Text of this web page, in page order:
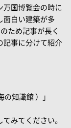
万国博覧会の時に
面白い建築が多
ため記事が長く
記事に分けて紹介
知識館 ）」
みてください。